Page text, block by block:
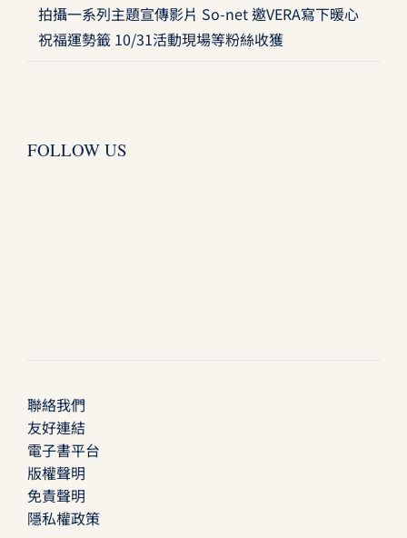
拍攝一系列主題宣傳影片 So-net 邀VERA寫下暖心
祝福運勢籤 10/31活動現場等粉絲收獲
FOLLOW US
聯絡我們
友好連結
電子書平台
版權聲明
免責聲明
隱私權政策